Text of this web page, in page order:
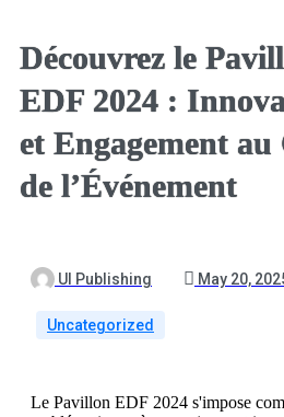
Découvrez le
EDF 2024 :
et Engagement
de l’Événement
UI Publishing May 20,
Uncategorized
Le Pavillon EDF 2024 s'impose